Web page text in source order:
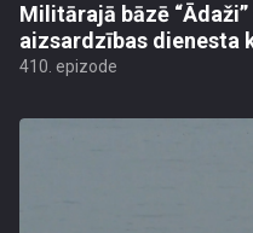
Militārajā bāzē
aizsardzības dienesta
410. epizode